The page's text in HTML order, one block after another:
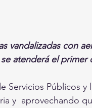
vandalizadas con
atenderá el primer
Servicios Públicos y
y  aprovechando